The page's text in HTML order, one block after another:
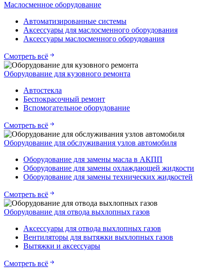
Маслосменное оборудование
Автоматизированные системы
Аксессуары для маслосменного оборудования
Аксессуары маслосменного оборудования
Смотреть всё
Оборудование для кузовного ремонта
Автостекла
Беспокрасочный ремонт
Вспомогательное оборудование
Смотреть всё
Оборудование для обслуживания узлов автомобиля
Оборудование для замены масла в АКПП
Оборудование для замены охлаждающей жидкости
Оборудование для замены технических жидкостей
Смотреть всё
Оборудование для отвода выхлопных газов
Аксессуары для отвода выхлопных газов
Вентиляторы для вытяжки выхлопных газов
Вытяжки и аксессуары
Смотреть всё